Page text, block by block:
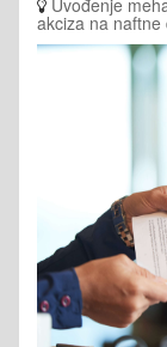
akciza na naftne